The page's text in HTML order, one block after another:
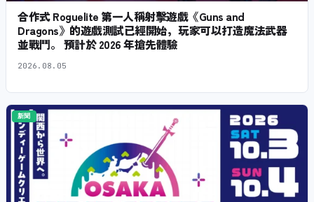
合作式 Roguelite 第一人稱射擊遊戲《Guns and
Dragons》的遊戲測試已經開始，玩家可以打造魔法武器
並戰鬥。 預計於 2026 年搶先體驗
2026.08.05
新聞